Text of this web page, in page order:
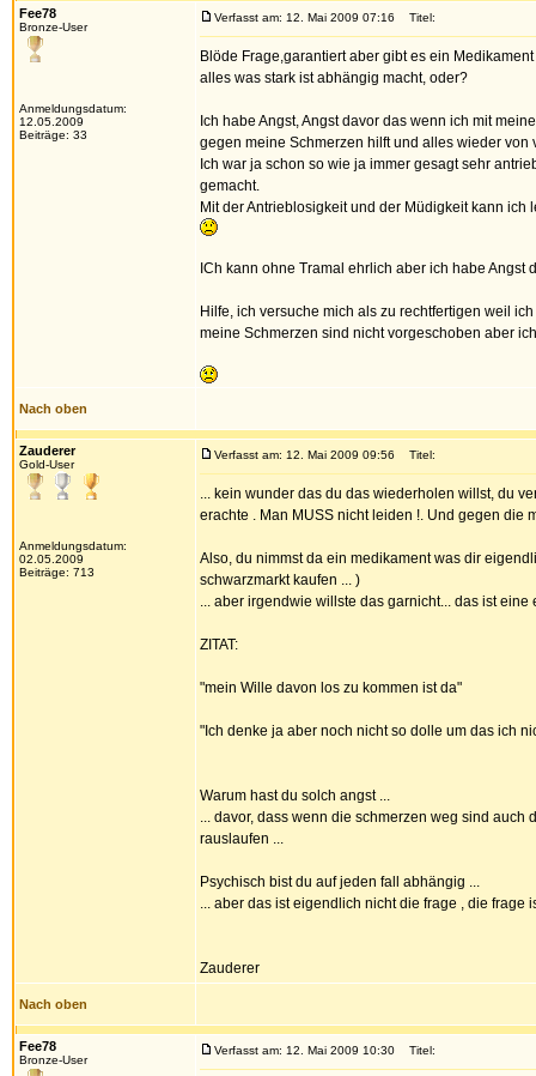
Fee78
Bronze-User
Anmeldungsdatum:
12.05.2009
Beiträge: 33
Verfasst am: 12. Mai 2009 07:16 Titel:
Blöde Frage,garantiert aber gibt es ein
alles was stark ist abhängig macht, oder?
Ich habe Angst, Angst davor das wenn ich mit
gegen meine Schmerzen hilft und alles wieder von
Ich war ja schon so wie ja immer gesagt sehr
gemacht.
Mit der Antrieblosigkeit und der Müdigkeit kann
ICh kann ohne Tramal ehrlich aber ich habe
Hilfe, ich versuche mich als zu rechtfertigen weil
meine Schmerzen sind nicht vorgeschoben aber
Nach oben
Zauderer
Gold-User
Anmeldungsdatum:
02.05.2009
Beiträge: 713
Verfasst am: 12. Mai 2009 09:56 Titel:
... kein wunder das du das wiederholen willst, du
erachte . Man MUSS nicht leiden !. Und gegen die
Also, du nimmst da ein medikament was dir
schwarzmarkt kaufen ... )
... aber irgendwie willste das garnicht... das ist eine
ZITAT:
"mein Wille davon los zu kommen ist da"
"Ich denke ja aber noch nicht so dolle um das ich
Warum hast du solch angst ...
... davor, dass wenn die schmerzen weg sind
rauslaufen ...
Psychisch bist du auf jeden fall abhängig ...
... aber das ist eigendlich nicht die frage , die
Zauderer
Nach oben
Fee78
Bronze-User
Verfasst am: 12. Mai 2009 10:30 Titel: